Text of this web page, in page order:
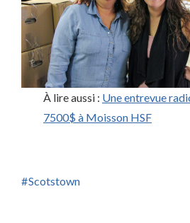
À lire aussi : Une entrevue
7500$ à Moisson HSF
Scotstown